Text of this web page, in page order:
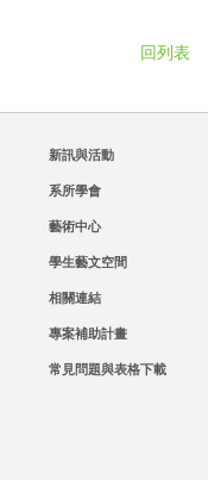
回列表
新訊與活動
系所學會
藝術中心
學生藝文空間
相關連結
專案補助計畫
常見問題與表格下載